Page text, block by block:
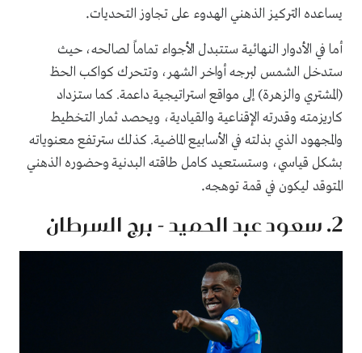
يساعده التركيز الذهني الهدوء على تجاوز التحديات.
أما في الأدوار النهائية ستتبدل الأجواء تماماً لصالحه، حيث
ستدخل الشمس لبرجه أواخر الشهر، وتتحرك كواكب الحظ
(المشتري والزهرة) إلى مواقع استراتيجية داعمة. كما ستزداد
كاريزمته وقدرته الإقناعية والقيادية، ويحصد ثمار التخطيط
والمجهود الذي بذلته في الأسابيع الماضية. كذلك سترتفع معنوياته
بشكل قياسي، وستستعيد كامل طاقته البدنية وحضوره الذهني
المتوقد ليكون في قمة توهجه.
2. سعود عبد الحميد - برج السرطان